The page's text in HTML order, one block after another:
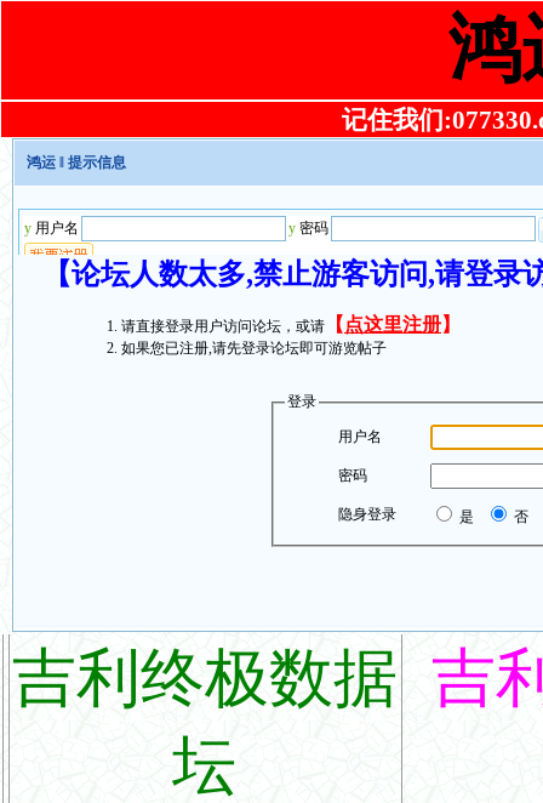
鸿
记住我们
鸿运 ‖ 提示信息
【论坛人数太多,禁止游客访问,请登
请直接登录用户访问论坛，或请 【 点这里注册】
如果您已注册,请先登录论坛即可游览帖子
登录
用户名
密码
隐身登录 是 否
吉利终极数据
坛
吉